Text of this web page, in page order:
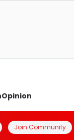
Opinion
Join Community